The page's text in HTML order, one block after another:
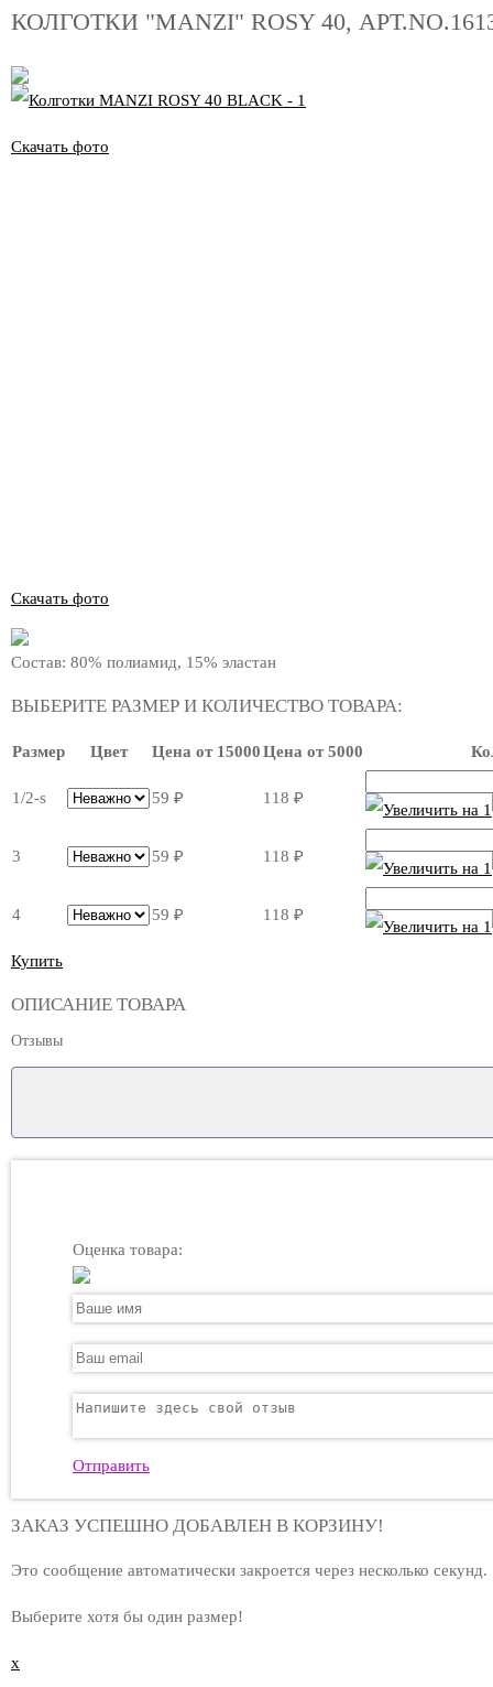
КОЛГОТКИ "MANZI" ROSY 40,
Скачать фото
Скачать фото
Состав: 80% полиамид, 15% эластан
ВЫБЕРИТЕ РАЗМЕР И КОЛИЧЕСТВО ТОВАРА:
Размер Цвет Цена от 15000Цена от 5000
1/2-s 59 ₽ 118 ₽
3 59 ₽ 118 ₽
4 59 ₽ 118 ₽
Купить
ОПИСАНИЕ ТОВАРА
Отзывы
Оценка товара:
Отправить
ЗАКАЗ УСПЕШНО ДОБАВЛЕН В КОРЗИНУ!
Это сообщение автоматически закроется через несколько секунд.
Выберите хотя бы один размер!
x